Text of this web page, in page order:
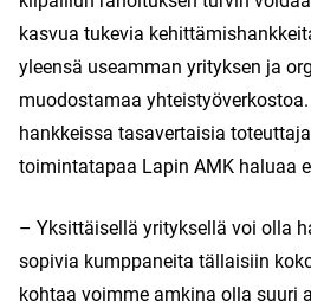
kasvua tukevia
yleensä useamman yrityksen ja
muodostamaa
hankkeissa tasavertaisia
toimintatapaa Lapin AMK haluaa
– Yksittäisellä yrityksellä voi olla
sopivia kumppaneita tällaisiin
kohtaa voimme amkina olla suuri